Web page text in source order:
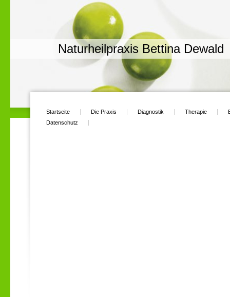
Naturheilpraxis Bettina Dewald
Startseite Die Praxis Diagnostik Therapie
Datenschutz